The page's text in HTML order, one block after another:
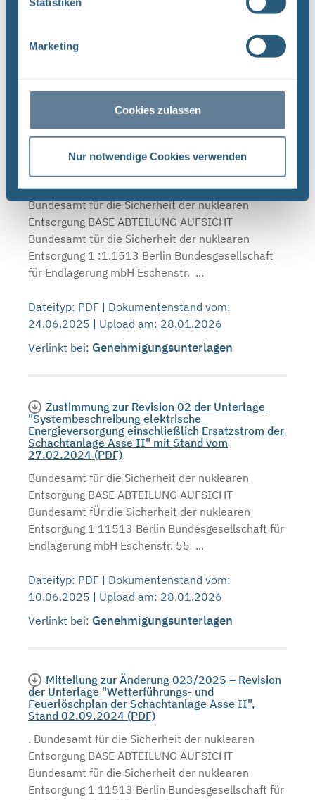
Marketing
Cookies zulassen
Nur notwendige Cookies verwenden
Dateityp: PDF | Dokumentenstand vom:
der Prüfanweisung "Wiederkehrende Prüfung
PA-XM-004 (vi)), Stand 02.11.2022 (PDF)
Bundesamt für die Sicherheit der nuklearen
Entsorgung BASE ABTEILUNG AUFSICHT
Bundesamt tür die Sicherheit der nuklearen
Entsorgung 1 :1.1513 Berlin Bundesgesellschaft
für Endlagerung mbH Eschenstr. ...
Dateityp: PDF | Dokumentenstand vom:
24.06.2025 | Upload am: 28.01.2026
Verlinkt bei: Genehmigungsunterlagen
Zustimmung zur Revision 02 der Unterlage
"Systembeschreibung elektrische
Energieversorgung einschließlich Ersatzstrom der
Schachtanlage Asse II" mit Stand vom
27.02.2024 (PDF)
Bundesamt für die Sicherheit der nuklearen
Entsorgung BASE ABTEILUNG AUFSICHT
Bundesamt fÜr die Sicherheit der nuklearen
Entsorgung 1 11513 Berlin Bundesgesellschaft für
Endlagerung mbH Eschenstr. 55 ...
Dateityp: PDF | Dokumentenstand vom:
10.06.2025 | Upload am: 28.01.2026
Verlinkt bei: Genehmigungsunterlagen
Mitteilung zur Änderung 023/2025 – Revision
der Unterlage "Wetterführungs- und
Feuerlöschplan der Schachtanlage Asse II",
Stand 02.09.2024 (PDF)
. Bundesamt für die Sicherheit der nuklearen
Entsorgung BASE ABTEILUNG AUFSICHT
Bundesamt für die Sicherheit der nuklearen
Entsorgung 1 11513 Berlin Bundesgesellschaft für